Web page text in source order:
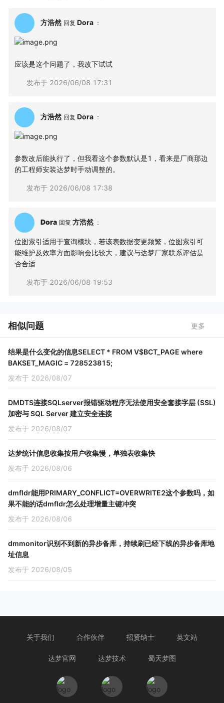
方浩然 回复 Dora ：
应该是这个问题了，我改下试试
发布于 2026/06/08 17:31
方浩然 回复 Dora ：
参数改后能执行了，但我看这个参数默认是1，看来是厂商那边
的工程师安装达梦时手动调整的。
发布于 2026/06/08 17:38
Dora 回复 方浩然 ：
位图索引适用于查询模块，若该表数据变更频繁，位图索引可
能维护及效率方面影响会比较大，建议与达梦厂家联系评估是
否合适
发布于 2026/06/08 19:53
相似问题 更多
结果是什么变化的信息SELECT * FROM V$BCT_PAGE where
BAKSET_MAGIC = 728523815;
发布于 2026/08/07
DMDTS连接SQLserver报错驱动程序无法使用安全套接字层 (SSL)
加密与 SQL Server 建立安全连接
发布于 2026/08/07
达梦统计信息收集按用户收集慢，单独表收集快
发布于 2026/08/06
dmfldr能用PRIMARY_CONFLICT=OVERWRITE2这个参数吗，如
果不能的话dmfldr怎么处理增量主键冲突
发布于 2026/08/06
dmmonitor识别不到新的异步备库，持续刷已经下线的异步备库地
址信息
发布于 2026/08/05
关于我们 合作伙伴 招贤纳士 英文站
达梦官网 达梦技术 蜀天梦图